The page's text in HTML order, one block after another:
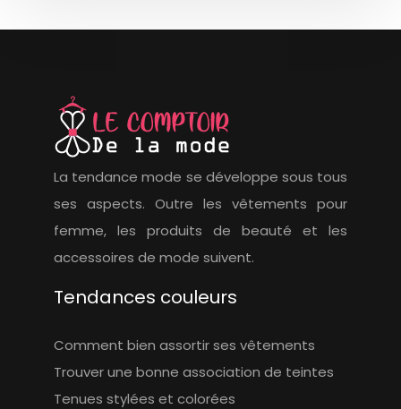
La tendance mode se développe sous tous
ses aspects. Outre les vêtements pour
femme, les produits de beauté et les
accessoires de mode suivent.
Tendances couleurs
Comment bien assortir ses vêtements
Trouver une bonne association de teintes
Tenues stylées et colorées